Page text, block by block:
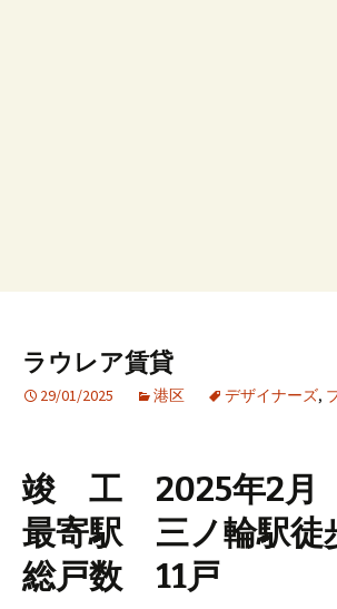
ラウレア賃貸
29/01/2025 港区 デザイナーズ,
竣 工 2025年2月
最寄駅 三ノ輪駅徒
総戸数 11戸